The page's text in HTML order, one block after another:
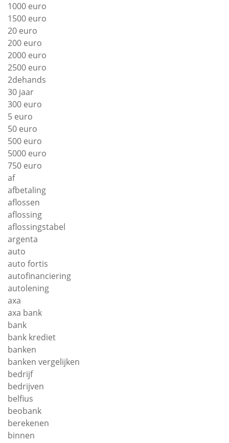
1000 euro
1500 euro
20 euro
200 euro
2000 euro
2500 euro
2dehands
30 jaar
300 euro
5 euro
50 euro
500 euro
5000 euro
750 euro
af
afbetaling
aflossen
aflossing
aflossingstabel
argenta
auto
auto fortis
autofinanciering
autolening
axa
axa bank
bank
bank krediet
banken
banken vergelijken
bedrijf
bedrijven
belfius
beobank
berekenen
binnen